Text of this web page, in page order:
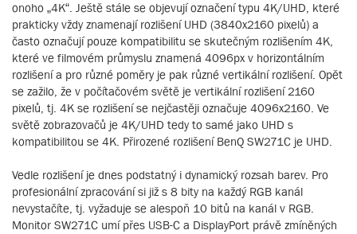
onoho „4K“. Ještě stále se objevují označení typu 4K/UHD, které
prakticky vždy znamenají rozlišení UHD (3840x2160 pixelů) a
často označují pouze kompatibilitu se skutečným rozlišením 4K,
které ve filmovém průmyslu znamená 4096px v horizontálním
rozlišení a pro různé poměry je pak různé vertikální rozlišení. Opět
se zažilo, že v počítačovém světě je vertikální rozlišení 2160
pixelů, tj. 4K se rozlišení se nejčastěji označuje 4096x2160. Ve
světě zobrazovačů je 4K/UHD tedy to samé jako UHD s
kompatibilitou se 4K. Přirozené rozlišení BenQ SW271C je UHD.
Vedle rozlišení je dnes podstatný i dynamický rozsah barev. Pro
profesionální zpracování si již s 8 bity na každý RGB kanál
nevystačíte, tj. vyžaduje se alespoň 10 bitů na kanál v RGB.
Monitor SW271C umí přes USB-C a DisplayPort právě zmíněných